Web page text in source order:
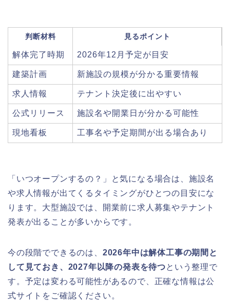
判断材料 見るポイント
解体完了時期 2026年12月予定が目安
建築計画 新施設の規模が分かる重要情報
求人情報 テナント決定後に出やすい
公式リリース 施設名や開業日が分かる可能性
現地看板 工事名や予定期間が出る場合あり
「いつオープンするの？」と気になる場合は、施設名
や求人情報が出てくるタイミングがひとつの目安にな
ります。大型施設では、開業前に求人募集やテナント
発表が出ることが多いからです。
今の段階でできるのは、 2026年中は解体工事の期間と
して見ておき、2027年以降の発表を待つという整理で
す。予定は変わる可能性があるので、正確な情報は公
式サイトをご確認ください。